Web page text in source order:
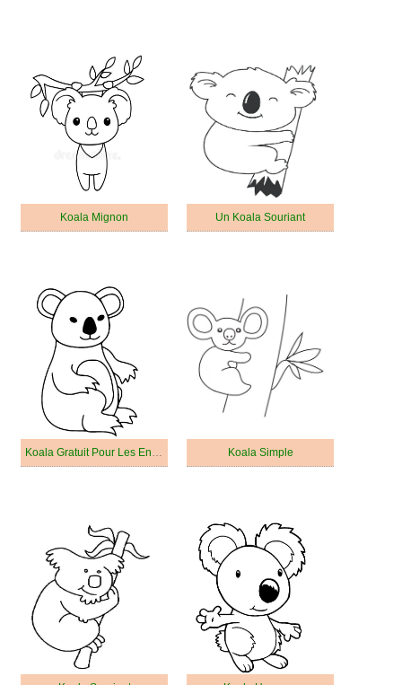
Koala Mignon Un Koala Souriant
Koala Gratuit Pour Les Enfants Koala Simple